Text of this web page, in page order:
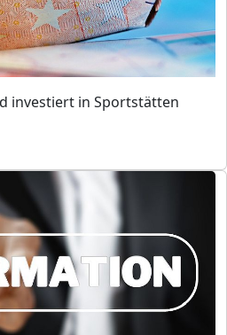
investiert in Sportstätten